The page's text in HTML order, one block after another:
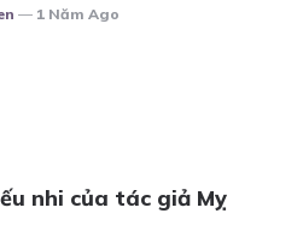
1 Năm Ago
nhi của tác giả Mỵ